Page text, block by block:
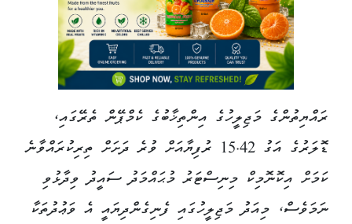
ރައްޔިތުންގެ މަޖިލީހުގެ އިންތިޚާބުގެ ކެމްޕޭން ތެރޭގައި،
ޑޮލަރުގެ އަގު 15.42 ރުފިޔާއަށް ވުރެ ދަށަށް ތިރިކުރައްވާނެ
ކަމަށް އިކޮނޮމިކް މިނިސްޓަރު މުޙައްމަދު ސައީދު ވިދާޅުވި
ނަމަވެސް، މިއަދު މަޖިލީހުގައި ފެނިގެންދިޔައީ އެ ވަޢުދުތަކާ